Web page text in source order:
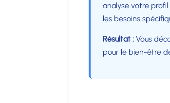
analyse votre
les besoins
Résultat : Vous
pour le bien-être